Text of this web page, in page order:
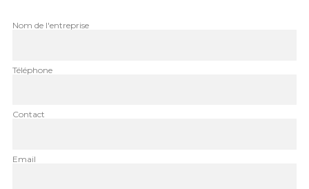
Nom de l'entreprise
Téléphone
Contact
Email